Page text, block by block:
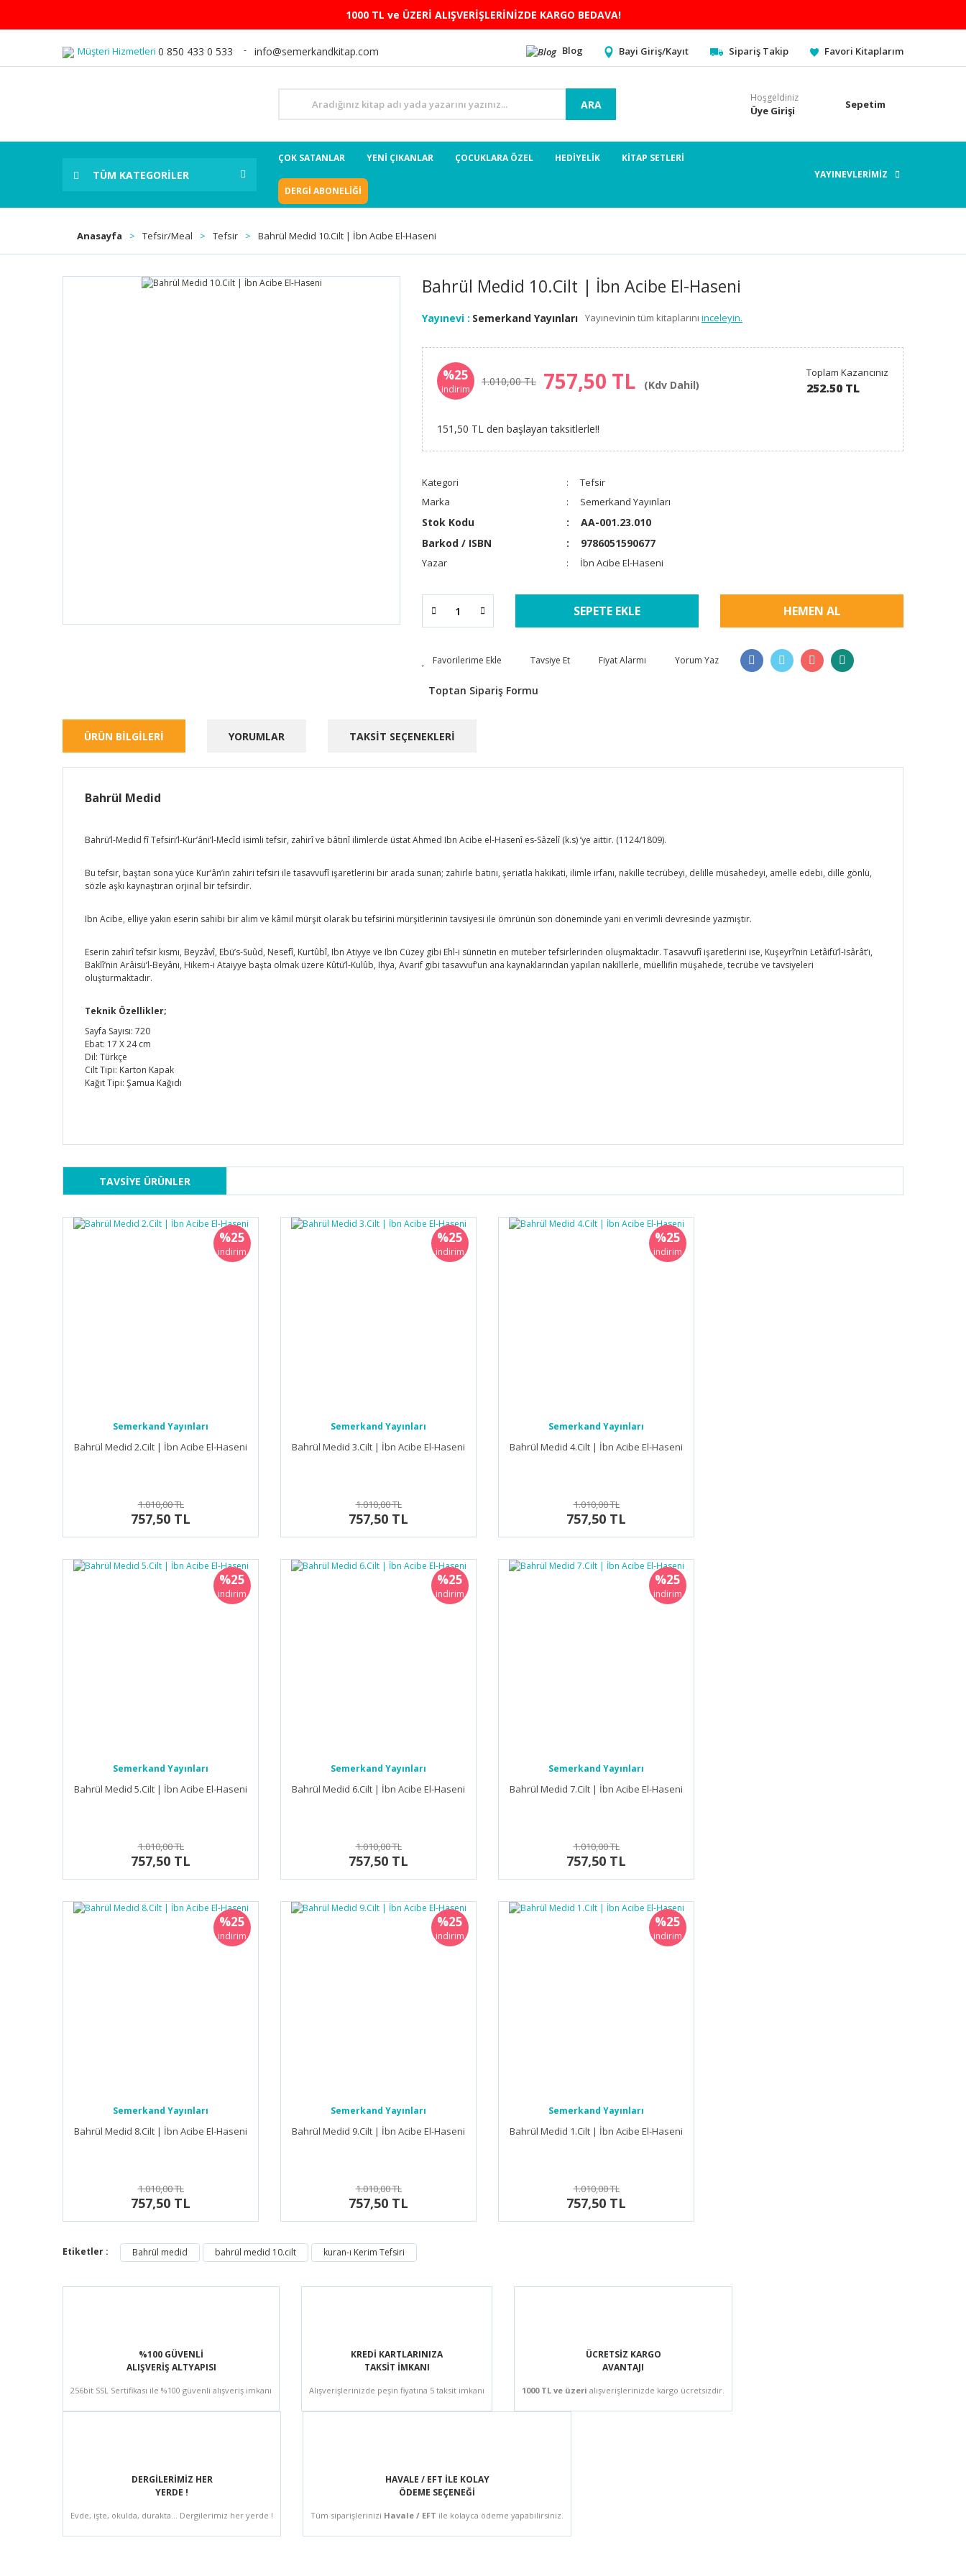
1000 TL ve ÜZERİ ALIŞVERİŞLERİNİZDE KARGO BEDAVA!
Müşteri Hizmetleri 0 850 433 0 533 info@semerkandkitap.com Blog Bayi Giriş/Kayıt Sipariş Takip Favori Kitaplarım
ARA
Hoşgeldiniz
Üye Girişi Sepetim
TÜM KATEGORİLER
ÇOK SATANLAR YENİ ÇIKANLAR ÇOCUKLARA ÖZEL HEDİYELİK KİTAP SETLERİ
DERGİ ABONELİĞİ
YAYINEVLERİMİZ
Anasayfa Tefsir/Meal Tefsir Bahrül Medid 10.Cilt | İbn Acibe El-Haseni
Bahrül Medid 10.Cilt | İbn Acibe El-Haseni
Yayınevi : Semerkand Yayınları Yayınevinin tüm kitaplarını inceleyin.
%25
indirim
1.010,00 TL 757,50 TL (Kdv Dahil)
Toplam Kazancınız
252.50 TL
151,50 TL den başlayan taksitlerle!!
Kategori
Tefsir
Marka
Semerkand Yayınları
Stok Kodu
AA-001.23.010
Barkod / ISBN
9786051590677
Yazar İbn Acibe El-Haseni
SEPETE EKLE HEMEN AL
Tavsiye Et Fiyat Alarmı Yorum Yaz
Toptan Sipariş Formu
ÜRÜN BİLGİLERİ YORUMLAR TAKSİT SEÇENEKLERİ
Bahrül Medid
Bahrü’l-Medid fî Tefsiri’l-Kur’âni’l-Mecîd isimli tefsir, zahirî ve bâtınî ilimlerde üstat Ahmed Ibn Acibe el-Hasenî es-Sâzelî (k.s) ’ye aittir. (1124/1809).
Bu tefsir, baştan sona yüce Kur’ân’ın zahiri tefsiri ile tasavvufî işaretlerini bir arada sunan; zahirle batını, şeriatla hakikati, ilimle irfanı, nakille tecrübeyi, delille müsahedeyi, amelle edebi, dille gönlü,
sözle aşkı kaynaştıran orjinal bir tefsirdir.
Ibn Acibe, elliye yakın eserin sahibi bir alim ve kâmil mürşit olarak bu tefsirini mürşitlerinin tavsiyesi ile ömrünün son döneminde yani en verimli devresinde yazmıştır.
Eserin zahirî tefsir kısmı, Beyzâvî, Ebü’s-Suûd, Nesefî, Kurtûbî, Ibn Atiyye ve Ibn Cüzey gibi Ehl-i sünnetin en muteber tefsirlerinden oluşmaktadır. Tasavvufî işaretlerini ise, Kuşeyrî’nin Letâifü’l-Isârât’ı,
Baklî’nin Arâisü’l-Beyânı, Hikem-i Ataiyye başta olmak üzere Kûtü’l-Kulûb, Ihya, Avarif gibi tasavvuf’un ana kaynaklarından yapılan nakillerle, müellifin müşahede, tecrübe ve tavsiyeleri
oluşturmaktadır.
Teknik Özellikler;
Sayfa Sayısı: 720
Ebat: 17 X 24 cm
Dil: Türkçe
Cilt Tipi: Karton Kapak
Kağıt Tipi: Şamua Kağıdı
Fiyat uygun
Kalınlığına göre fiyat gayet uygun
TAVSİYE ÜRÜNLER
%25
indirim
Semerkand Yayınları
Bahrül Medid 2.Cilt | İbn Acibe El-Haseni
1.010,00 TL
757,50 TL
%25
indirim
Semerkand Yayınları
Bahrül Medid 3.Cilt | İbn Acibe El-Haseni
1.010,00 TL
757,50 TL
%25
indirim
Semerkand Yayınları
Bahrül Medid 4.Cilt | İbn Acibe El-Haseni
1.010,00 TL
757,50 TL
%25
indirim
Semerkand Yayınları
Bahrül Medid 5.Cilt | İbn Acibe El-Haseni
1.010,00 TL
757,50 TL
%25
indirim
Semerkand Yayınları
Bahrül Medid 6.Cilt | İbn Acibe El-Haseni
1.010,00 TL
757,50 TL
%25
indirim
Semerkand Yayınları
Bahrül Medid 7.Cilt | İbn Acibe El-Haseni
1.010,00 TL
757,50 TL
%25
indirim
Semerkand Yayınları
Bahrül Medid 8.Cilt | İbn Acibe El-Haseni
1.010,00 TL
757,50 TL
%25
indirim
Semerkand Yayınları
Bahrül Medid 9.Cilt | İbn Acibe El-Haseni
1.010,00 TL
757,50 TL
%25
indirim
Semerkand Yayınları
Bahrül Medid 1.Cilt | İbn Acibe El-Haseni
1.010,00 TL
757,50 TL
Etiketler : Bahrül medid bahrül medid 10.cilt kuran-ı Kerim Tefsiri
%100 GÜVENLİ
ALIŞVERİŞ ALTYAPISI
256bit SSL Sertifikası ile %100 güvenli alışveriş imkanı
KREDİ KARTLARINIZA
TAKSİT İMKANI
Alışverişlerinizde peşin fiyatına 5 taksit imkanı
ÜCRETSİZ KARGO
AVANTAJI
1000 TL ve üzeri alışverişlerinizde kargo ücretsizdir.
DERGİLERİMİZ HER
YERDE !
Evde, işte, okulda, durakta... Dergilerimiz her yerde !
HAVALE / EFT İLE KOLAY
ÖDEME SEÇENEĞİ
Tüm siparişlerinizi Havale / EFT ile kolayca ödeme yapabilirsiniz.